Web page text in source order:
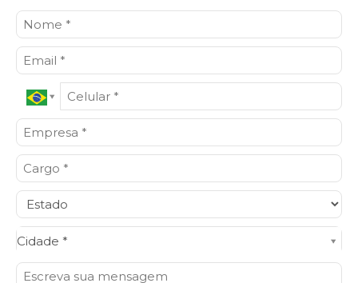
Cidade *
Cidade*